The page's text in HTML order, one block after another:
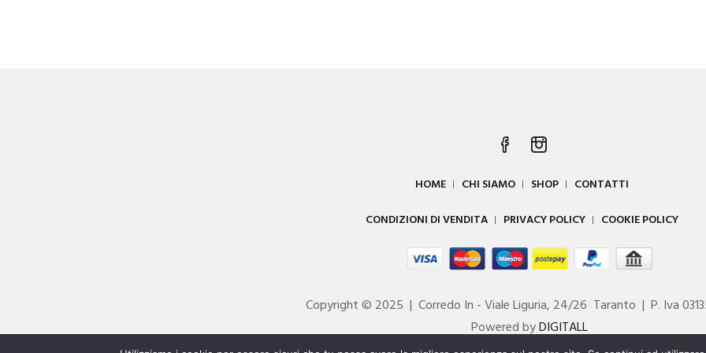
HOME CHI SIAMO SHOP
CONTATTI
CONDIZIONI DI VENDITA
PRIVACY POLICY COOKIE POLICY
Copyright © 2025 | Corredo In - Viale Liguria, 24/26 Taranto | P. Iva
Powered byDIGITALL